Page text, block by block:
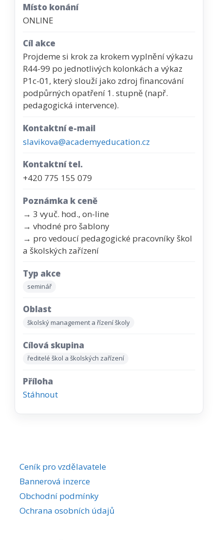
Místo konání
ONLINE
Cíl akce
Projdeme si krok za krokem vyplnění výkazu
R44-99 po jednotlivých kolonkách a výkaz
P1c-01, který slouží jako zdroj financování
podpůrných opatření 1. stupně (např.
pedagogická intervence).
Kontaktní e-mail
slavikova@academyeducation.cz
Kontaktní tel.
+420 775 155 079
Poznámka k ceně
→ 3 vyuč. hod., on-line
→ vhodné pro šablony
→ pro vedoucí pedagogické pracovníky škol
a školských zařízení
Typ akce
seminář
Oblast
školský management a řízení školy
Cílová skupina
ředitelé škol a školských zařízení
Příloha
Stáhnout
Ceník pro vzdělavatele
Bannerová inzerce
Obchodní podmínky
Ochrana osobních údajů